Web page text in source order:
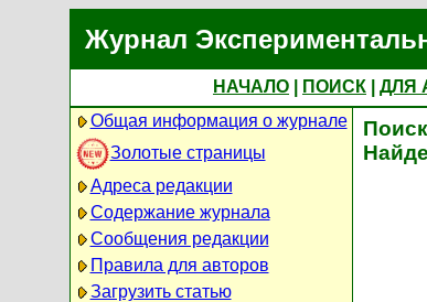
Журнал
НАЧАЛО ПОИСК ДЛЯ
Общая информация о журнале
Золотые страницы
Адреса редакции
Содержание журнала
Сообщения редакции
Правила для авторов
Загрузить статью